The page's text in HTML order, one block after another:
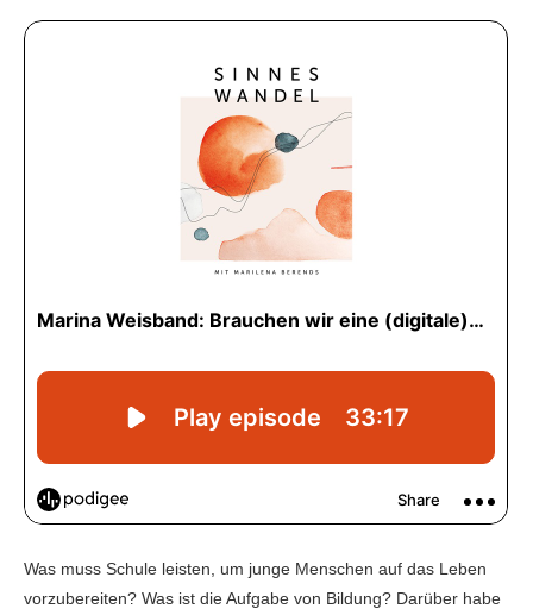
Was muss Schule leisten, um junge Menschen auf das Leben
vorzubereiten? Was ist die Aufgabe von Bildung? Darüber habe